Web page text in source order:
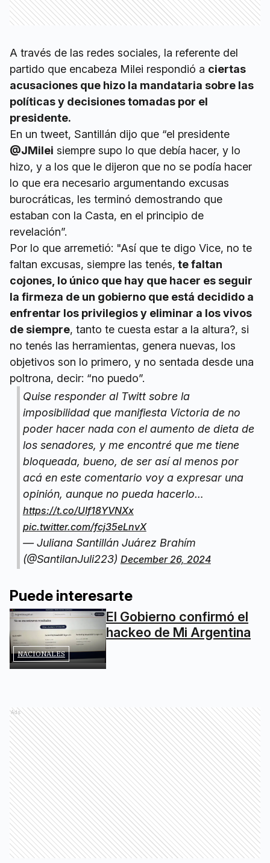
A través de las redes sociales, la referente del
partido que encabeza Milei respondió a ciertas
acusaciones que hizo la mandataria sobre las
políticas y decisiones tomadas por el
presidente.
En un tweet, Santillán dijo que “el presidente
@JMilei siempre supo lo que debía hacer, y lo
hizo, y a los que le dijeron que no se podía hacer
lo que era necesario argumentando excusas
burocráticas, les terminó demostrando que
estaban con la Casta, en el principio de
revelación”.
Por lo que arremetió: "Así que te digo Vice, no te
faltan excusas, siempre las tenés, te faltan
cojones, lo único que hay que hacer es seguir
la firmeza de un gobierno que está decidido a
enfrentar los privilegios y eliminar a los vivos
de siempre, tanto te cuesta estar a la altura?, si
no tenés las herramientas, genera nuevas, los
objetivos son lo primero, y no sentada desde una
poltrona, decir: “no puedo”.
Quise responder al Twitt sobre la
imposibilidad que manifiesta Victoria de no
poder hacer nada con el aumento de dieta de
los senadores, y me encontré que me tiene
bloqueada, bueno, de ser así al menos por
acá en este comentario voy a expresar una
opinión, aunque no pueda hacerlo…
https://t.co/UIf18YVNXx
pic.twitter.com/fcj35eLnvX
— Juliana Santillán Juárez Brahím
(@SantilanJuli223) December 26, 2024
Puede interesarte
NACIONALES
El Gobierno confirmó el
hackeo de Mi Argentina
Ads